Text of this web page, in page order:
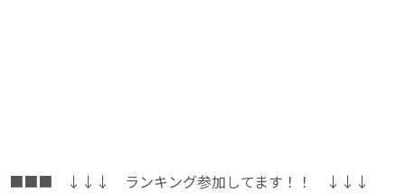
■■■ ↓↓↓ ランキング参加してます！！ ↓↓↓